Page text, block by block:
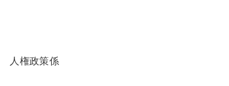
人権政策係